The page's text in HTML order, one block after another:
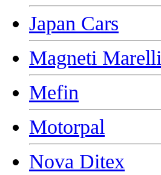
Japan Cars
Magneti Marelli
Mefin
Motorpal
Nova Ditex